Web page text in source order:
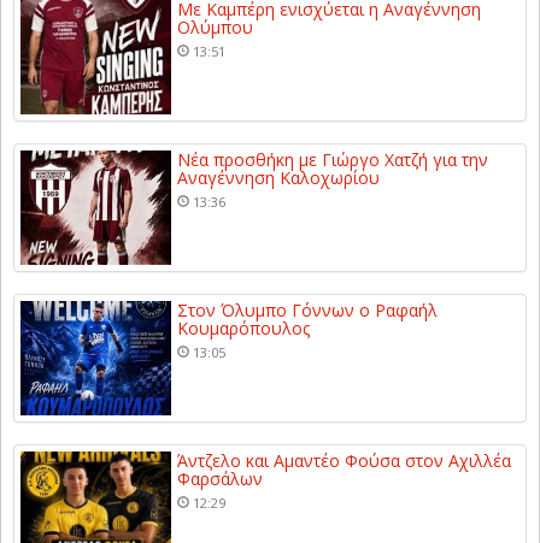
Με Καμπέρη ενισχύεται η Αναγέννηση
Ολύμπου
13:51
Νέα προσθήκη με Γιώργο Χατζή για την
Αναγέννηση Καλοχωρίου
13:36
Στον Όλυμπο Γόννων ο Ραφαήλ
Κουμαρόπουλος
13:05
Άντζελο και Αμαντέο Φούσα στον Αχιλλέα
Φαρσάλων
12:29